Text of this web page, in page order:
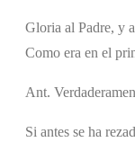
Gloria al Padre, y
Como era en el
Ant.
Si antes se ha